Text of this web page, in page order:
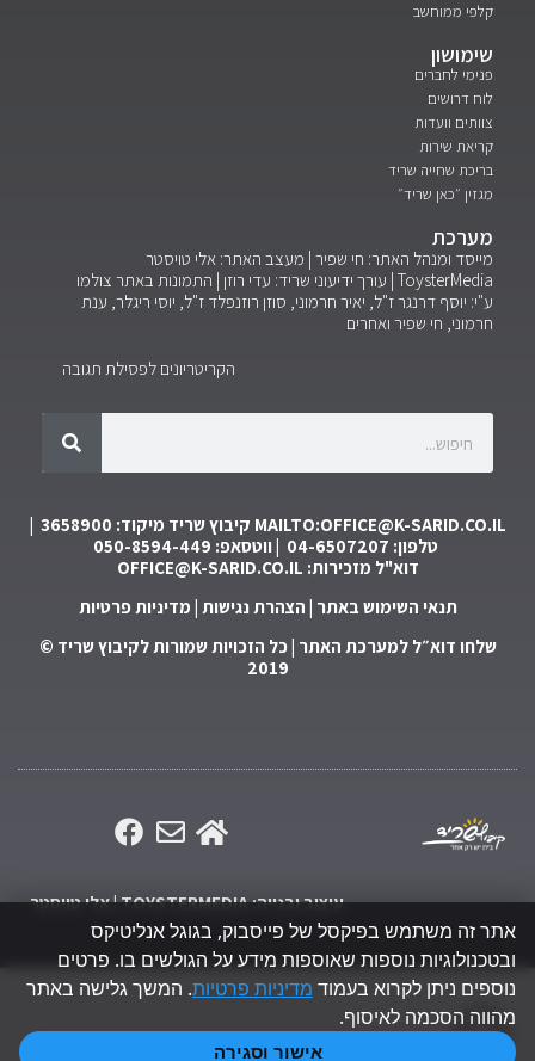
קלפי ממוחשב
שימושון
פנימי לחברים
לוח דרושים
צוותים וועדות
קריאת שירות
בריכת שחייה שריד
מגזין ״כאן שריד״
מערכת
מייסד ומנהל האתר: חי שפיר | מעצב האתר: אלי טויסטר
ToysterMedia | עורך ידיעוני שריד: עדי רוזן | התמונות באתר צולמו
ע"י: יוסף דרנגר ז"ל, יאיר חרמוני, סוזן רוזנפלד ז"ל, יוסי ריגלר, ענת
חרמוני, חי שפיר ואחרים
הקריטריונים לפסילת תגובה
MAILTO:OFFICE@K-SARID.CO.IL
טלפון: 04-6507207 | ווטסאפ: 050-8594-449
דוא"ל מזכירות: OFFICE@K-SARID.CO.IL
תנאי השימוש באתר הצהרת נגישות מדיניות פרטיות
שלחו דוא״ל למערכת האתר | כל הזכויות שמורות לקיבוץ שריד ©
2019
עיצוב ובנייה: TOYSTERMEDIA | אלי טויסטר
אתר זה משתמש בפיקסל של פייסבוק, בגוגל אנליטיקס
ובטכנולוגיות נוספות שאוספות מידע על הגולשים בו. פרטים
נוספים ניתן לקרוא בעמוד מדיניות פרטיות. המשך גלישה באתר
מהווה הסכמה לאיסוף.
אישור וסגירה גלילה